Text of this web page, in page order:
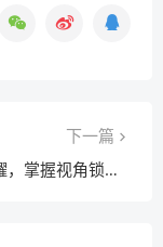
下一篇
王者荣耀，掌握视角锁定技巧，开启掌控全局密钥